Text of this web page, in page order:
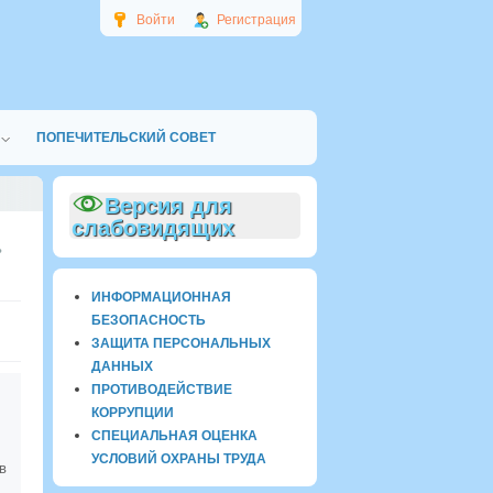
Войти Регистрация
ПОПЕЧИТЕЛЬСКИЙ СОВЕТ
Версия для
слабовидящих
ИНФОРМАЦИОННАЯ
БЕЗОПАСНОСТЬ
ЗАЩИТА ПЕРСОНАЛЬНЫХ
ДАННЫХ
ПРОТИВОДЕЙСТВИЕ
КОРРУПЦИИ
СПЕЦИАЛЬНАЯ ОЦЕНКА
УСЛОВИЙ ОХРАНЫ ТРУДА